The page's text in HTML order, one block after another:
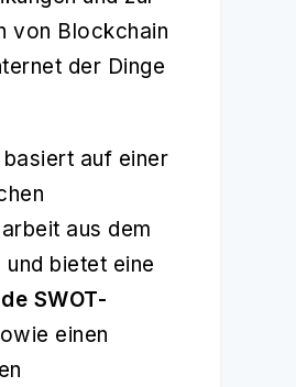
von Blockchain
der Dinge
auf einer
aus dem
bietet eine
SWOT-
einen